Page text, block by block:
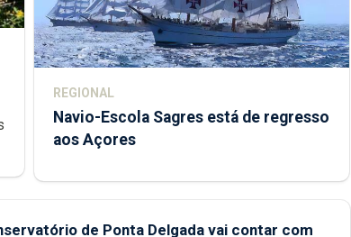
REGIONAL
Navio-Escola Sagres está de regresso
aos Açores
de Ponta Delgada vai contar com